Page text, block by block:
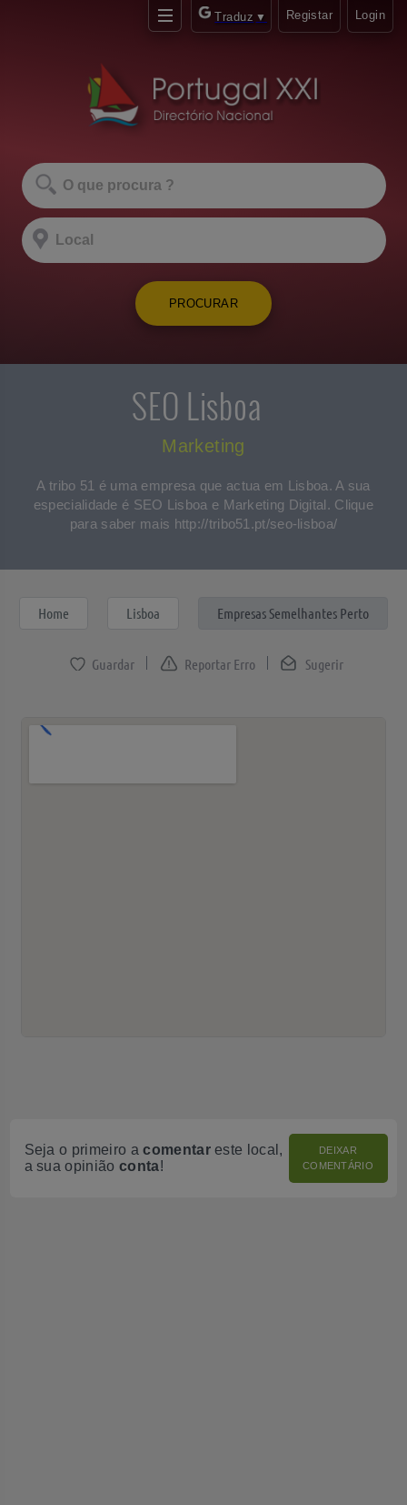
Traduz ▼ Registar Login
PROCURAR
SEO Lisboa
Marketing
A tribo 51 é uma empresa que actua em Lisboa. A sua
especialidade é SEO Lisboa e Marketing Digital. Clique
para saber mais http://tribo51.pt/seo-lisboa/
Home Lisboa Empresas Semelhantes Perto
Sugerir
Reportar Erro
Seja o primeiro acomentareste local,
a sua opinião conta!
DEIXAR
COMENTÁRIO